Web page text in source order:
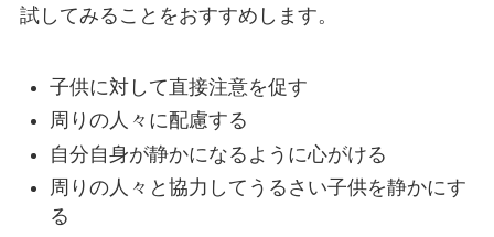
試してみることをおすすめします。
子供に対して直接注意を促す
周りの人々に配慮する
自分自身が静かになるように心がける
周りの人々と協力してうるさい子供を静かにす
る